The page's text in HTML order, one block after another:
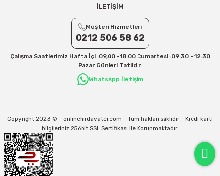
İLETİŞİM
Müşteri Hizmetleri
0212 506 58 62
Çalışma Saatlerimiz Hafta İçi :09,00 -18:00 Cumartesi :09:30 - 12:30
Pazar Günleri Tatildir.
WhatsApp İletişim
Copyright 2023 © - onlinehirdavatci.com - Tüm hakları saklıdır - Kredi kartı
bilgileriniz 256bit SSL Sertifikası ile Korunmaktadır.